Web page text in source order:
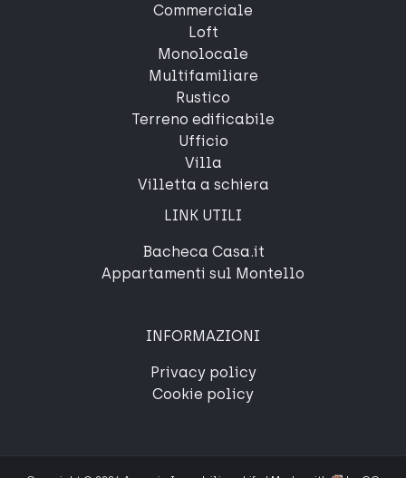
Commerciale
Loft
Monolocale
Multifamiliare
Rustico
Terreno edificabile
Ufficio
Villa
Villetta a schiera
LINK UTILI
Bacheca Casa.it
Appartamenti sul Montello
INFORMAZIONI
Privacy policy
Cookie policy